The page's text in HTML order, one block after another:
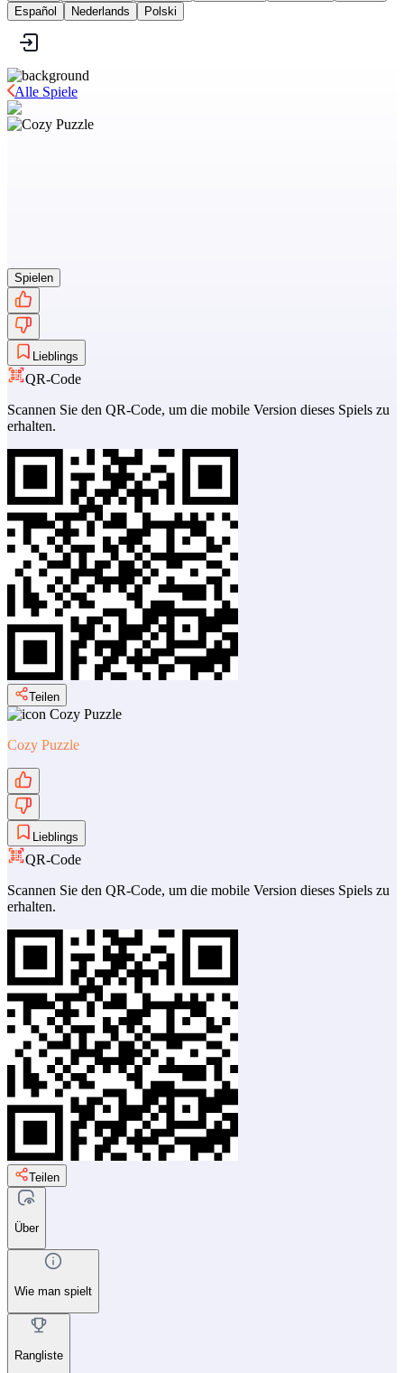
Español
Nederlands Polski
Alle Spiele
Spielen
Lieblings
QR-Code
Scannen Sie den QR-Code, um die mobile Version dieses Spiels zu
erhalten.
Teilen
Cozy Puzzle
Lieblings
QR-Code
Scannen Sie den QR-Code, um die mobile Version dieses Spiels zu
erhalten.
Teilen
Über
Wie man spielt
Rangliste